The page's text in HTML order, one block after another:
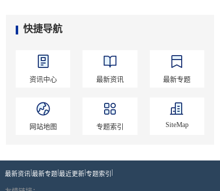
快捷导航
资讯中心 最新资讯 最新专题
网站地图 专题索引 SiteMap
最新资讯 最新专题 最近更新 专题索引